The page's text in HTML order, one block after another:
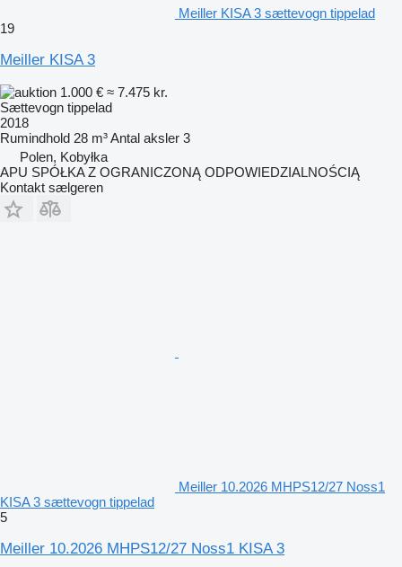
Meiller KISA 3 sættevogn tippelad
19
Meiller KISA 3
1.000 € ≈ 7.475 kr.
Sættevogn tippelad
2018
Rumindhold 28 m³Antal aksler 3
Polen, Kobyłka
APU SPÓŁKA Z OGRANICZONĄ ODPOWIEDZIALNOŚCIĄ
Kontakt sælgeren
Meiller 10.2026 MHPS12/27 Noss1
KISA 3 sættevogn tippelad
5
Meiller 10.2026 MHPS12/27 Noss1 KISA 3